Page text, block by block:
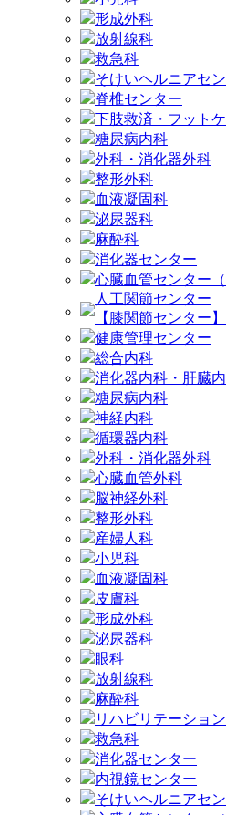
形成外科
放射線科
救急科
そけいヘルニアセ
脊椎センター
下肢救済・フット
糖尿病内科
外科・消化器外科
整形外科
血液凝固科
泌尿器科
麻酔科
消化器センター
心臓血管センター（
人工関節センター
【膝関節センター】
健康管理センター
総合内科
消化器内科・肝臓
糖尿病内科
神経内科
循環器内科
外科・消化器外科
心臓血管外科
脳神経外科
整形外科
産婦人科
小児科
血液凝固科
皮膚科
形成外科
泌尿器科
眼科
放射線科
麻酔科
リハビリテーショ
救急科
消化器センター
内視鏡センター
そけいヘルニアセ